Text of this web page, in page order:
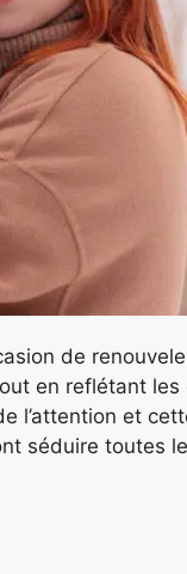
de
en reflétant les
l’attention et
séduire toutes